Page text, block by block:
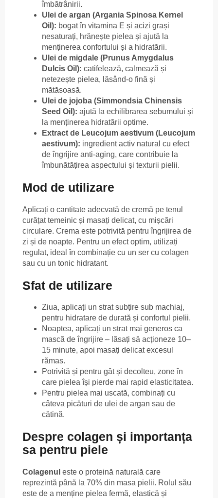
îmbătrânirii.
Ulei de argan (Argania Spinosa Kernel
Oil): bogat în vitamina E și acizi grași
nesaturați, hrănește pielea și ajută la
menținerea confortului și a hidratării.
Ulei de migdale (Prunus Amygdalus
Dulcis Oil): catifelează, calmează și
netezește pielea, lăsând-o fină și
mătăsoasă.
Ulei de jojoba (Simmondsia Chinensis
Seed Oil): ajută la echilibrarea sebumului și
la menținerea hidratării optime.
Extract de Leucojum aestivum (Leucojum
aestivum): ingredient activ natural cu efect
de îngrijire anti-aging, care contribuie la
îmbunătățirea aspectului și texturii pielii.
Mod de utilizare
Aplicați o cantitate adecvată de cremă pe tenul
curățat temeinic și masați delicat, cu mișcări
circulare. Crema este potrivită pentru îngrijirea de
zi și de noapte. Pentru un efect optim, utilizați
regulat, ideal în combinație cu un ser cu colagen
sau cu un tonic hidratant.
Sfat de utilizare
Ziua, aplicați un strat subțire sub machiaj,
pentru hidratare de durată și confortul pielii.
Noaptea, aplicați un strat mai generos ca
mască de îngrijire – lăsați să acționeze 10–
15 minute, apoi masați delicat excesul
rămas.
Potrivită și pentru gât și decolteu, zone în
care pielea își pierde mai rapid elasticitatea.
Pentru pielea mai uscată, combinați cu
câteva picături de ulei de argan sau de
cătină.
Despre colagen și importanța
sa pentru piele
Colagenul este o proteină naturală care
reprezintă până la 70% din masa pielii. Rolul său
este de a menține pielea fermă, elastică și